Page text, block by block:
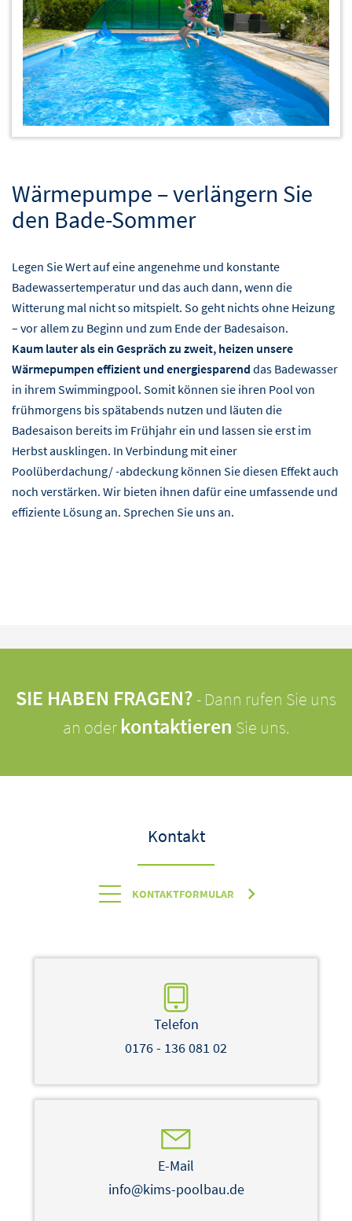
Wärmepumpe – verlängern Sie
den Bade-Sommer
Legen Sie Wert auf eine angenehme und konstante
Badewassertemperatur und das auch dann, wenn die
Witterung mal nicht so mitspielt. So geht nichts ohne Heizung
– vor allem zu Beginn und zum Ende der Badesaison.
Kaum lauter als ein Gespräch zu zweit, heizen unsere
Wärmepumpen effizient und energiesparend das Badewasser
in ihrem Swimmingpool. Somit können sie ihren Pool von
frühmorgens bis spätabends nutzen und läuten die
Badesaison bereits im Frühjahr ein und lassen sie erst im
Herbst ausklingen. In Verbindung mit einer
Poolüberdachung/ -abdeckung können Sie diesen Effekt auch
noch verstärken. Wir bieten ihnen dafür eine umfassende und
effiziente Lösung an. Sprechen Sie uns an.
SIE HABEN FRAGEN? - Dann rufen Sie uns
an oder kontaktieren Sie uns.
Kontakt
KONTAKTFORMULAR
Telefon
0176 - 136 081 02
E-Mail
info@kims-poolbau.de